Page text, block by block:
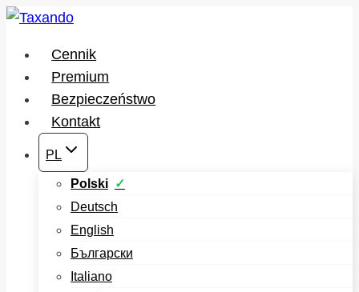
Przejdź
treści
Cennik
Premium
Bezpieczeństwo
Kontakt
PL
Polski
Deutsch
English
Български
Italiano